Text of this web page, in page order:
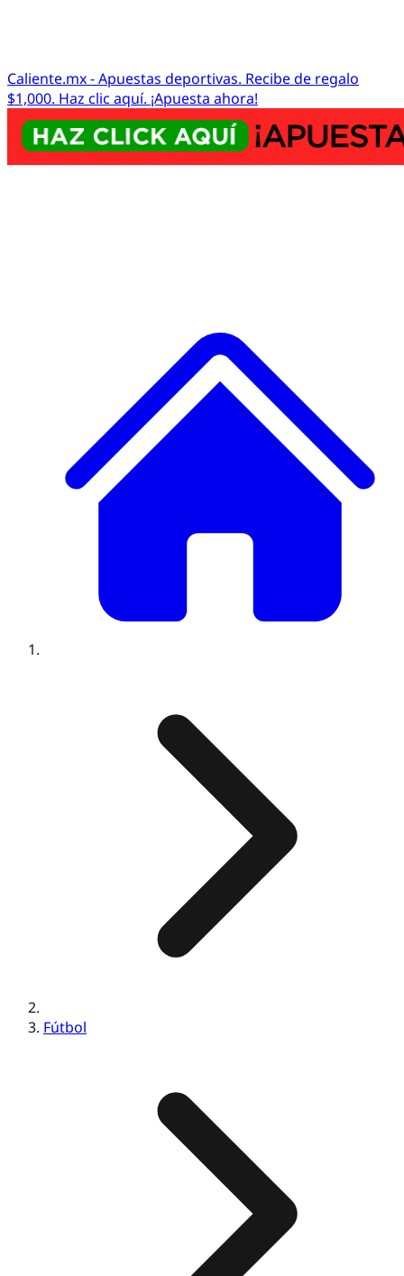
Caliente.mx - Apuestas deportivas. Recibe de regalo
$1,000. Haz clic aquí. ¡Apuesta ahora!
Fútbol